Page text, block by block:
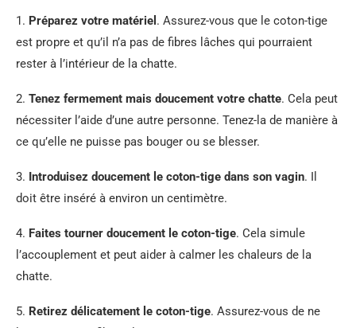
1. Préparez votre matériel . Assurez-vous que le coton-tige
est propre et qu’il n’a pas de fibres lâches qui pourraient
rester à l’intérieur de la chatte.
2. Tenez fermement mais doucement votre chatte. Cela peut
nécessiter l’aide d’une autre personne. Tenez-la de manière à
ce qu’elle ne puisse pas bouger ou se blesser.
3. Introduisez doucement le coton-tige dans son vagin. Il
doit être inséré à environ un centimètre.
4. Faites tourner doucement le coton-tige. Cela simule
l’accouplement et peut aider à calmer les chaleurs de la
chatte.
5. Retirez délicatement le coton-tige. Assurez-vous de ne